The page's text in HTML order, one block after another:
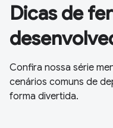
Dicas de
Confira nossa série
cenários comuns de
forma divertida.